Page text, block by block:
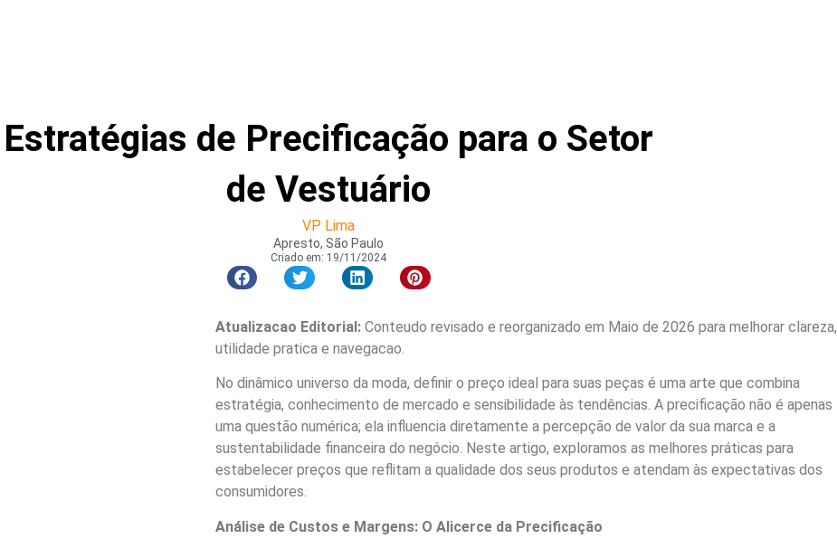
Estratégias de Precificação para o Setor
de Vestuário
VP Lima
Apresto, São Paulo
Criado em: 19/11/2024
Atualizacao Editorial:Conteudo revisado e reorganizado em Maio de 2026 para melhorar clareza,
utilidade pratica e navegacao.
No dinâmico universo da moda, definir o preço ideal para suas peças é uma arte que combina
estratégia, conhecimento de mercado e sensibilidade às tendências. A precificação não é apenas
uma questão numérica; ela influencia diretamente a percepção de valor da sua marca e a
sustentabilidade financeira do negócio. Neste artigo, exploramos as melhores práticas para
estabelecer preços que reflitam a qualidade dos seus produtos e atendam às expectativas dos
consumidores.
Análise de Custos e Margens: O Alicerce da Precificação